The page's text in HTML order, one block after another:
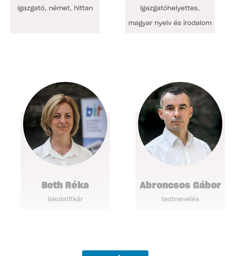
igazgató, német, hittan igazgatóhelyettes,
magyar nyelv és irodalom
Both Réka
iskolatitkár
Abroncsos Gábor
testnevelés